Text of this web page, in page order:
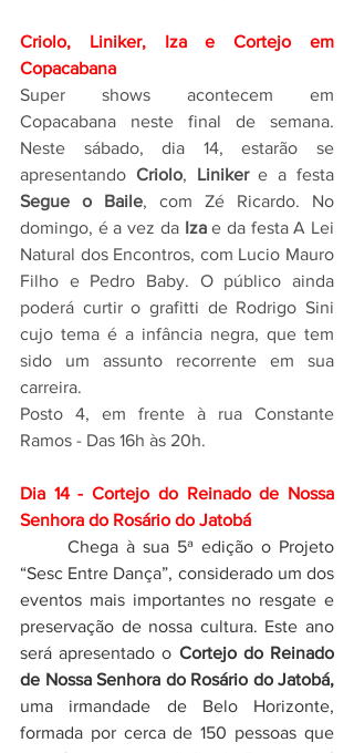
Criolo, Liniker, Iza e Cortejo em
Copacabana
Super shows acontecem em
Copacabana neste final de semana.
Neste sábado, dia 14, estarão se
apresentando Criolo, Liniker
Segue o Baile, com Zé Ricardo. No
domingo, é a vez da Iza e da festa A Lei
Natural dos Encontros, com Lucio Mauro
Filho e Pedro Baby. O público ainda
poderá curtir o grafitti de Rodrigo Sini
cujo tema é a infância negra, que tem
sido um assunto recorrente em sua
carreira.
Posto 4, em frente à rua Constante
Ramos - Das 16h às 20h.
Dia 14 - Cortejo do Reinado de Nossa
Senhora do Rosário do Jatobá
Chega à sua 5ª edição o Projeto
“Sesc Entre Dança”, considerado um dos
eventos mais importantes no resgate e
preservação de nossa cultura. Este ano
será apresentado o Cortejo do Reinado
de Nossa Senhora do Rosário do Jatobá,
uma irmandade de Belo Horizonte,
formada por cerca de 150 pessoas que